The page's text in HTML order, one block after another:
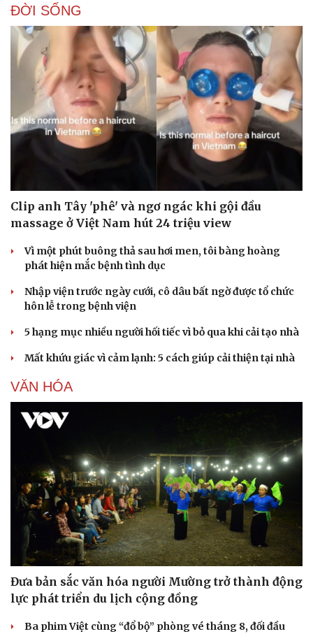
Nam khoa
Phòng mạch online
Ăn sạch sống khỏe
ĐỜI SỐNG
Clip anh Tây 'phê' và ngơ ngác khi gội đầu
massage ở Việt Nam hút 24 triệu view
Vì một phút buông thả sau hơi men, tôi bàng hoàng
phát hiện mắc bệnh tình dục
Nhập viện trước ngày cưới, cô dâu bất ngờ được tổ chức
hôn lễ trong bệnh viện
5 hạng mục nhiều người hối tiếc vì bỏ qua khi cải tạo nhà
Mất khứu giác vì cảm lạnh: 5 cách giúp cải thiện tại nhà
VĂN HÓA
Đưa bản sắc văn hóa người Mường trở thành động
lực phát triển du lịch cộng đồng
Ba phim Việt cùng “đổ bộ” phòng vé tháng 8, đối đầu